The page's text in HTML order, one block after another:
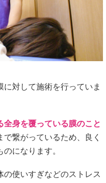
対して施術を行っていま
身を覆っている膜のこと
繋がっているため、良く
になります。
使いすぎなどのストレス